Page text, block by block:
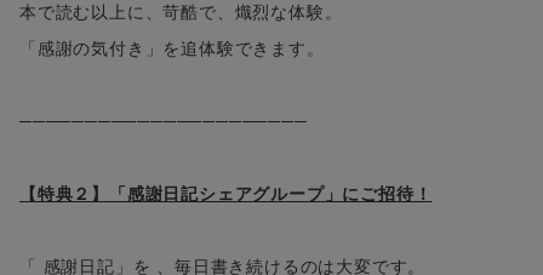
本で読む以上に、苛酷で、熾烈な体験。
「感謝の気付き」を追体験できます。
──────────────────────
【特典２】「感謝日記シェアグループ」にご招待！
「 感謝日記」を 、毎日書き続けるのは大変です。